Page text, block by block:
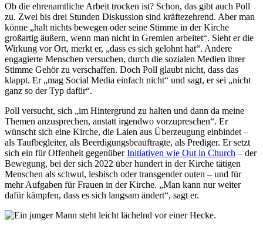
Ob die ehrenamtliche Arbeit trocken ist? Schon, das gibt auch Poll
zu. Zwei bis drei Stunden Diskussion sind kräftezehrend. Aber man
könne „halt nichts bewegen oder seine Stimme in der Kirche
großartig äußern, wenn man nicht in Gremien arbeitet“. Sieht er die
Wirkung vor Ort, merkt er, „dass es sich gelohnt hat“. Andere
engagierte Menschen versuchen, durch die sozialen Medien ihrer
Stimme Gehör zu verschaffen. Doch Poll glaubt nicht, dass das
klappt. Er „mag Social Media einfach nicht“ und sagt, er sei „nicht
ganz so der Typ dafür“.
Poll versucht, sich „im Hintergrund zu halten und dann da meine
Themen anzusprechen, anstatt irgendwo vorzupreschen“. Er
wünscht sich eine Kirche, die Laien aus Überzeugung einbindet –
als Taufbegleiter, als Beerdigungsbeauftragte, als Prediger. Er setzt
sich ein für Offenheit gegenüberInitiativen wie Out in Church – der
Bewegung, bei der sich 2022 über hundert in der Kirche tätigen
Menschen als schwul, lesbisch oder transgender outen – und für
mehr Aufgaben für Frauen in der Kirche. „Man kann nur weiter
dafür kämpfen, dass es sich langsam ändert“, sagt er.